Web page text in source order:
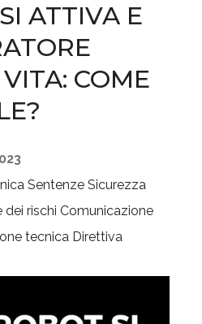
ATTIVA E
COME
Sentenze Sicurezza
dei rischi Comunicazione
tecnica Direttiva